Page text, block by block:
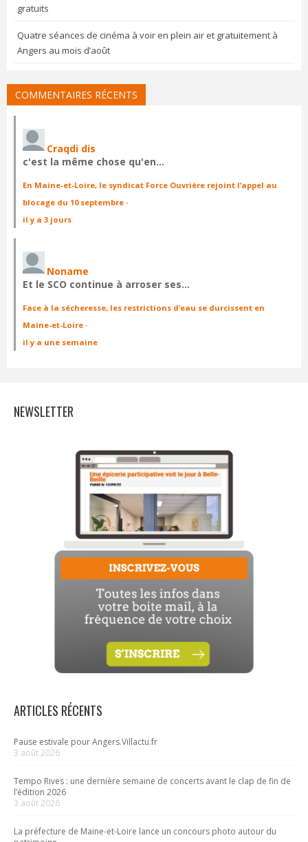
gratuits
Quatre séances de cinéma à voir en plein air et gratuitement à
Angers au mois d’août
COMMENTAIRES RÉCENTS
Craqdi dis
c'est la même chose qu'en…
En Maine-et-Loire, le syndicat Force Ouvrière rejoint l’appel au
blocage du 10 septembre ·
il y a 3 jours
Noname
Et le SCO continue à arroser ses…
Face à la sécheresse, les restrictions d’eau se durcissent en
Maine-et-Loire ·
il y a une semaine
NEWSLETTER
ARTICLES RÉCENTS
Pause estivale pour Angers.Villactu.fr
3 août 2026
Tempo Rives : une dernière semaine de concerts avant le clap de fin de
l’édition 2026
3 août 2026
La préfecture de Maine-et-Loire lance un concours photo autour du